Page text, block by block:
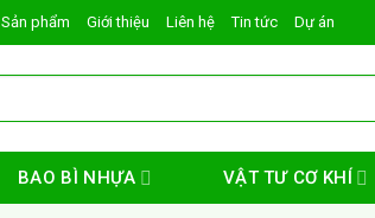
Sản phẩm Giới thiệu Liên hệ Tin tức Dự án
BAO BÌ NHỰA VẬT TƯ CƠ KHÍ